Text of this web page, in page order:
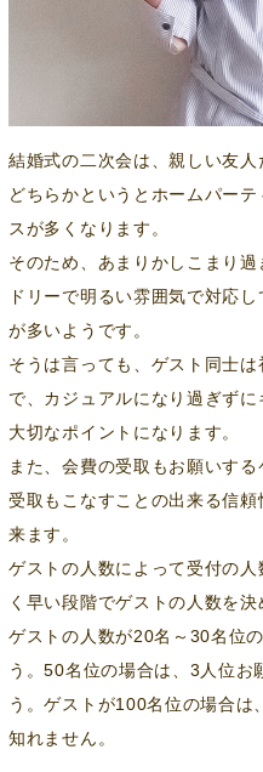
結婚式の二次会は、親しい友人
どちらかというとホームパー
スが多くなります。
そのため、あまりかしこまり
ドリーで明るい雰囲気で対応
が多いようです。
そうは言っても、ゲスト同士
で、カジュアルになり過ぎず
大切なポイントになります。
また、会費の受取もお願いす
受取もこなすことの出来る信
来ます。
ゲストの人数によって受付の
く早い段階でゲストの人数を
ゲストの人数が20名～30名位
う。50名位の場合は、3人位お
う。ゲストが100名位の場合は
知れません。